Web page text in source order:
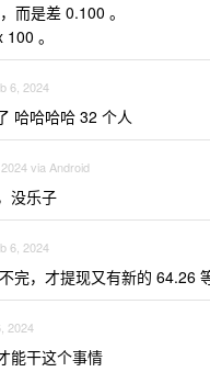
而是差 0.100 。
。
6, 2024
哈哈哈哈 32 个人
via Android
没乐子
6, 2024
完，才提现又有新的 64.26
2024
能干这个事情